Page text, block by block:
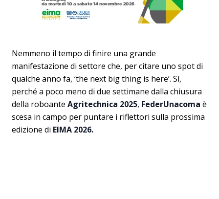
Nemmeno il tempo di finire una grande
manifestazione di settore che, per citare uno spot di
qualche anno fa, ‘the next big thing is here’. Sì,
perché a poco meno di due settimane dalla chiusura
della roboante Agritechnica 2025, FederUnacoma è
scesa in campo per puntare i riflettori sulla prossima
edizione di EIMA 2026.